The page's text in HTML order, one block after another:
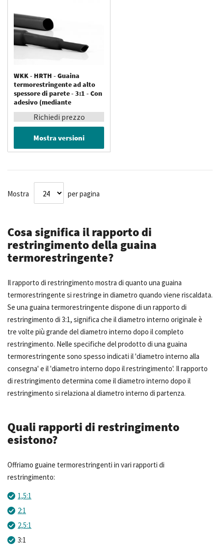
WKK - HRTH - Guaina
termorestringente ad alto
spessore di parete - 3:1 - Con
adesivo (mediante
coestrusione) - Temperatura
operativa fino a 110 °C
Richiedi prezzo
Mostra versioni
Mostra per pagina
Cosa significa il rapporto di
restringimento della guaina
termorestringente?
Il rapporto di restringimento mostra di quanto una guaina
termorestringente si restringe in diametro quando viene riscaldata.
Se una guaina termorestringente dispone di un rapporto di
restringimento di 3:1, significa che il diametro interno originale è
tre volte più grande del diametro interno dopo il completo
restringimento. Nelle specifiche del prodotto di una guaina
termorestringente sono spesso indicati il 'diametro interno alla
consegna' e il 'diametro interno dopo il restringimento'. Il rapporto
di restringimento determina come il diametro interno dopo il
restringimento si relaziona al diametro interno di partenza.
Quali rapporti di restringimento
esistono?
Offriamo guaine termorestringenti in vari rapporti di
restringimento:
1,5:1
2:1
2,5:1
3:1